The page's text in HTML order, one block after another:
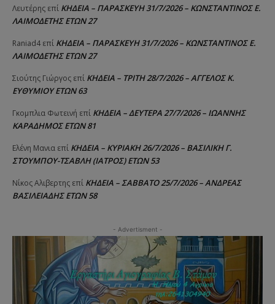
Λευτέρης επί ΚΗΔΕΙΑ – ΠΑΡΑΣΚΕΥΗ 31/7/2026 – ΚΩΝΣΤΑΝΤΙΝΟΣ Ε.
ΛΑΙΜΟΔΕΤΗΣ ΕΤΩΝ 27
Raniad4 επί ΚΗΔΕΙΑ – ΠΑΡΑΣΚΕΥΗ 31/7/2026 – ΚΩΝΣΤΑΝΤΙΝΟΣ Ε.
ΛΑΙΜΟΔΕΤΗΣ ΕΤΩΝ 27
Σιούτης Γιώργος επί ΚΗΔΕΙΑ – ΤΡΙΤΗ 28/7/2026 – ΑΓΓΕΛΟΣ Κ.
ΕΥΘΥΜΙΟΥ ΕΤΩΝ 63
Γκομπλια Φωτεινή επί ΚΗΔΕΙΑ – ΔΕΥΤΕΡΑ 27/7/2026 – ΙΩΑΝΝΗΣ
ΚΑΡΑΔΗΜΟΣ ΕΤΩΝ 81
Ελένη Μανια επί ΚΗΔΕΙΑ – ΚΥΡΙΑΚΗ 26/7/2026 – ΒΑΣΙΛΙΚΗ Γ.
ΣΤΟΥΜΠΟΥ-ΤΣΑΒΛΗ (ΙΑΤΡΟΣ) ΕΤΩΝ 53
Νίκος Αλιβερτης επί ΚΗΔΕΙΑ – ΣΑΒΒΑΤΟ 25/7/2026 – ΑΝΔΡΕΑΣ
ΒΑΣΙΛΕΙΑΔΗΣ ΕΤΩΝ 58
- Advertisment -